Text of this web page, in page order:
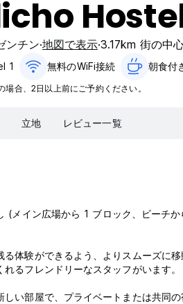
ンチン 地図で表示 3.17km 街の中
1 無料のWiFi接続 朝食付
合、2日以上前にご予約ください。
立地 レビュー一覧
(メイン広場から 1 ブロック、ビーチ
る体験ができるよう、よりスムーズに
るフレンドリーなスタッフがいます。
い部屋で、プライベートまたは共同の